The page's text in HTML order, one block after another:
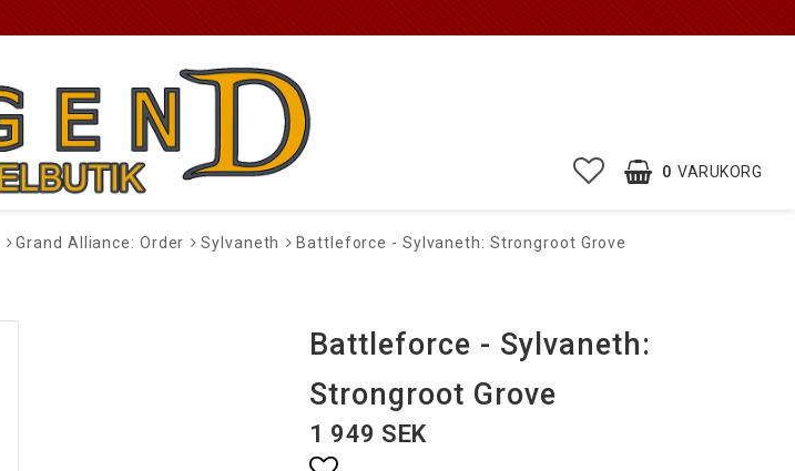
0 VARUKORG
Grand Alliance: Order Sylvaneth Battleforce - Sylvaneth: Strongroot Grove
Battleforce - Sylvaneth:
Strongroot Grove
1 949 SEK